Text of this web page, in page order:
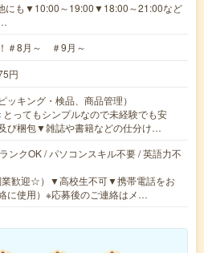
にも▼10:00～19:00▼18:00～21:00など
＃8月～ ＃9月～
円
ッキング・検品、商品管理）
ってもシンプルなので未経験でも安
び梱包▼雑誌や書籍などの仕分け…
ンクOK / パソコンスキル不要 / 英語力不
歓迎☆）▼高校生不可▼携帯電話をお
に使用）※応募後のご連絡はメ…